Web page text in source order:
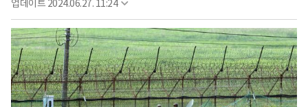
업데이트 2024.06.27. 11:24